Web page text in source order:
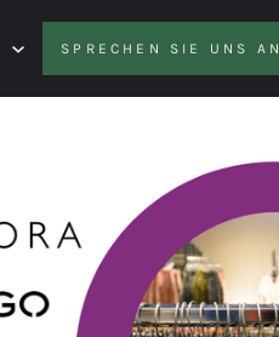
SPRECHEN SIE UNS AN